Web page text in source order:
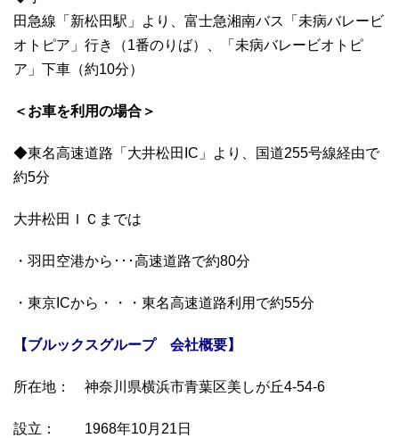
田急線「新松田駅」より、富士急湘南バス「未病バレービ
オトピア」行き（1番のりば）、「未病バレービオトピ
ア」下車（約10分）
＜お車を利用の場合＞
◆東名高速道路「大井松田IC」より、国道255号線経由で
約5分
大井松田ＩＣまでは
・羽田空港から･･･高速道路で約80分
・東京ICから・・・東名高速道路利用で約55分
【ブルックスグループ 会社概要】
所在地： 神奈川県横浜市青葉区美しが丘4-54-6
設立： 1968年10月21日